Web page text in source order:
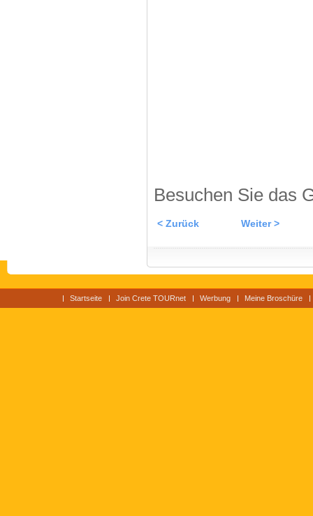
Besuchen Sie das
< Zurück Weiter >
Startseite Join Crete TOURnet Werbung Meine Broschüre